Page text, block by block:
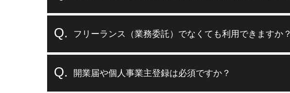
フリーランス（業務委託）でなくても利用できますか？
開業届や個人事業主登録は必須ですか？